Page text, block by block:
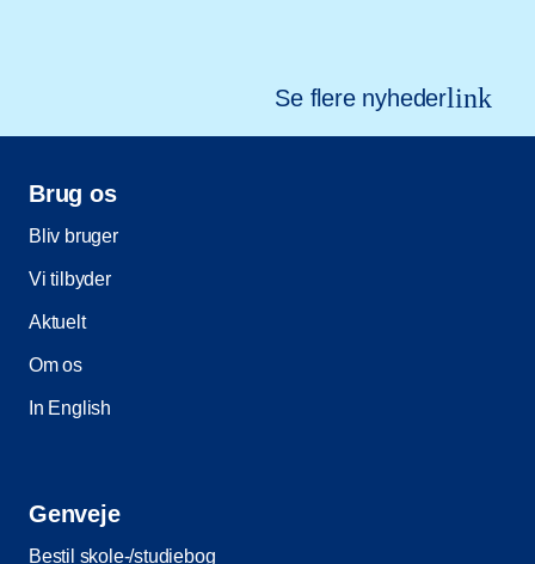
Se flere nyhederlink
Brug os
Bliv bruger
Vi tilbyder
Aktuelt
Om os
In English
Genveje
Bestil skole-/studiebog